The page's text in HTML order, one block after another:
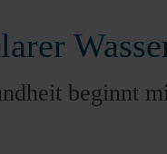
beginnt